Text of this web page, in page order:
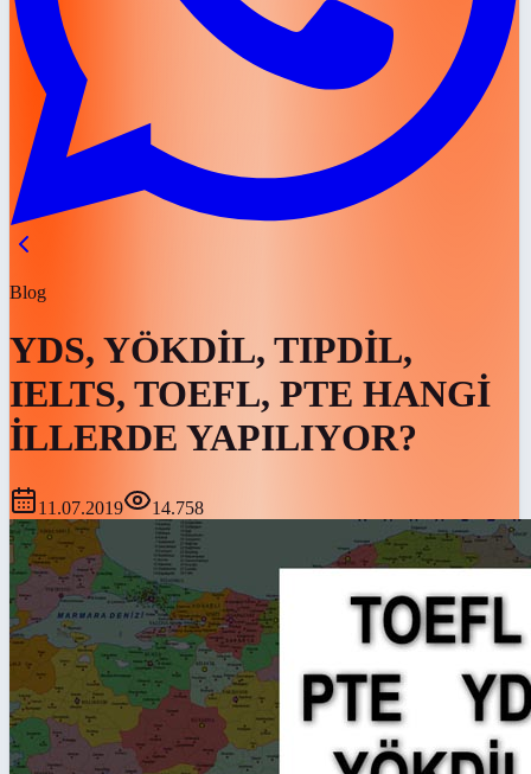
Blog
YDS, YÖKDİL, TIPDİL,
IELTS, TOEFL, PTE HANGİ
İLLERDE YAPILIYOR?
11.07.2019 14.758